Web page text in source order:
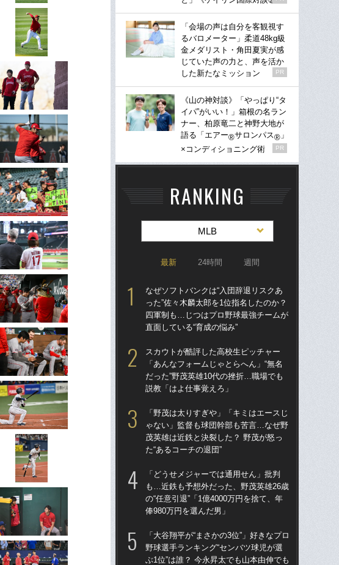
「会場の声は自分を客観視す
るバロメーター」柔道48kg級
金メダリスト・角田夏実が感
じていた声の力と、声を活か
した新たなミッション
PR
《山の神対談》「やっぱり“タ
イパ”がいい！」箱根の名ラン
ナー、柏原竜二と神野大地が
語る「エアー®サロンパス® 」
×コンディショニング術
PR
RANKING
MLB
最新 24時間 週間
なぜソフトバンクは“入団辞退リスクあ
った”佐々木麟太郎を1位指名したのか？
四軍制も…じつはプロ野球最強チームが
直面している“育成の悩み”
スカウトが酷評した高校生ピッチャー
「あんなフォームじゃとらへん」“無名
だった”野茂英雄10代の挫折…職場でも
説教「はよ仕事覚えろ」
「野茂は太りすぎや」「キミはエースじ
ゃない」監督も球団幹部も苦言…なぜ野
茂英雄は近鉄と決裂した？ 野茂が怒っ
た“あるコーチの退団”
「どうせメジャーでは通用せん」批判
も…近鉄も予想外だった、野茂英雄26歳
の“任意引退”「1億4000万円を捨て、年
俸980万円を選んだ男」
「大谷翔平が“まさかの3位”」好きなプロ
野球選手ランキング“センバツ球児が選
ぶ1位”は誰？ 今永昇太でも山本由伸でも